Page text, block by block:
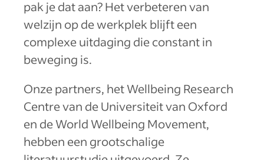
pak je dat aan? Het verbeteren van
welzijn op de werkplek blijft een
complexe uitdaging die constant in
beweging is.
Onze partners, het Wellbeing Research
Centre van de Universiteit van Oxford
en de World Wellbeing Movement,
hebben een grootschalige